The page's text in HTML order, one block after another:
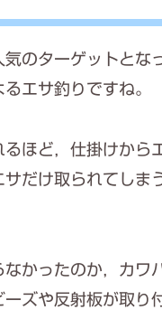
のターゲットとな
エサ釣りですね。
ほど，仕掛けから
だけ取られてしま
かったのか，カワ
ズや反射板が取り